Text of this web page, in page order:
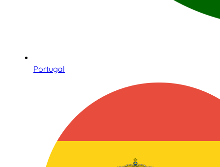
Portugal